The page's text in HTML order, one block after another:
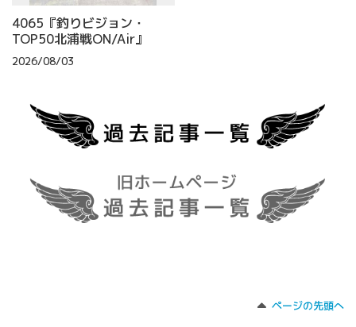
4065『釣りビジョン・
TOP50北浦戦ON/Air』
2026/08/03
ページの先頭へ